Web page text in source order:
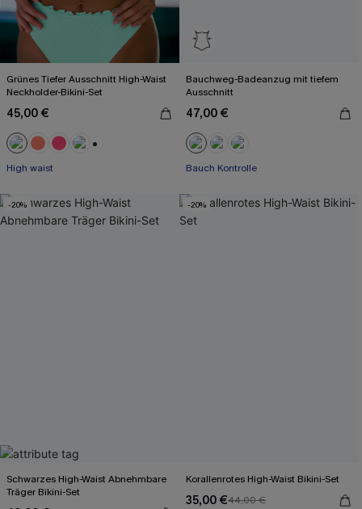
Grünes Tiefer Ausschnitt High-Waist
Neckholder-Bikini-Set
45,00 €
High waist
Bauchweg-Badeanzug mit tiefem
Ausschnitt
47,00 €
Bauch Kontrolle
-20%
Schwarzes High-Waist Abnehmbare
Träger Bikini-Set
-20%
Korallenrotes High-Waist Bikini-Set
35,00 €44,00 €